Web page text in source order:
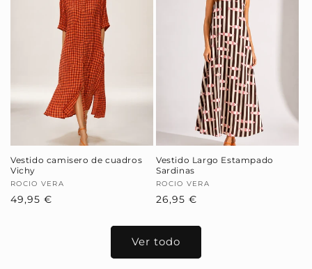
Vestido camisero de cuadros
Vichy
Proveedor:
ROCIO VERA
Precio
49,95 €
Vestido Largo Estampado
Sardinas
Proveedor:
ROCIO VERA
Precio
26,95 €
Ver todo